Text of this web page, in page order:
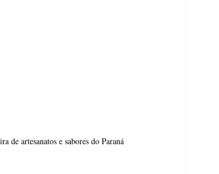
de artesanatos e sabores do Paraná